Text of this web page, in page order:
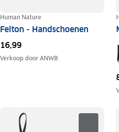
Human Nature
Felton - Handschoenen
16,99
Verkoop doorANWB